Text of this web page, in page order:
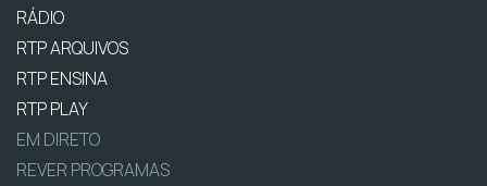
RÁDIO
RTP ARQUIVOS
RTP ENSINA
RTP PLAY
EM DIRETO
REVER PROGRAMAS